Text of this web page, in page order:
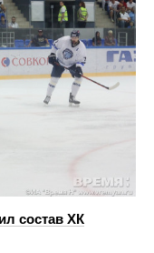
состав ХК